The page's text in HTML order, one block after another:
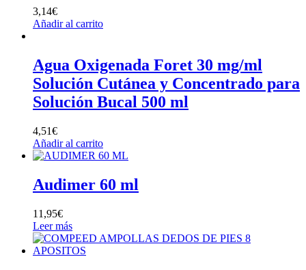
3,14€
Añadir al carrito
Agua Oxigenada Foret 30 mg/ml
Solución Cutánea y Concentrado para
Solución Bucal 500 ml
4,51€
Añadir al carrito
Audimer 60 ml
11,95€
Leer más